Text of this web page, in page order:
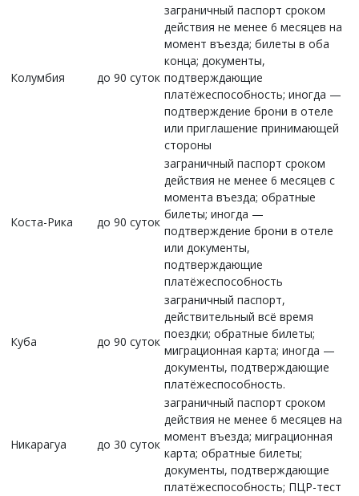
Колумбия до 90 суток
заграничный паспорт сроком
действия не менее 6 месяцев на
момент въезда; билеты в оба
конца; документы,
подтверждающие
платёжеспособность; иногда —
подтверждение брони в отеле
или приглашение принимающей
стороны
Коста-Рика до 90 суток
заграничный паспорт сроком
действия не менее 6 месяцев с
момента въезда; обратные
билеты; иногда —
подтверждение брони в отеле
или документы,
подтверждающие
платёжеспособность
Куба до 90 суток
заграничный паспорт,
действительный всё время
поездки; обратные билеты;
миграционная карта; иногда —
документы, подтверждающие
платёжеспособность.
Никарагуа до 30 суток
заграничный паспорт сроком
действия не менее 6 месяцев на
момент въезда; миграционная
карта; обратные билеты;
документы, подтверждающие
платёжеспособность; ПЦР-тест